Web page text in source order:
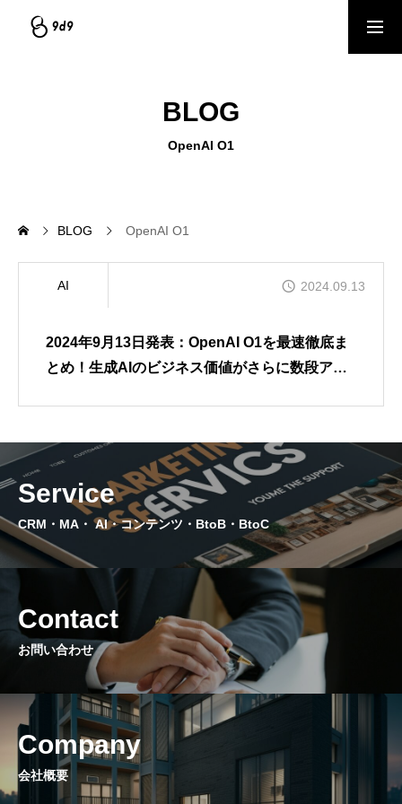
個別相談（1on1）予約
会社情報｜企業理念・事業内容
SERVICE
BLOG
ブログ記事｜マーケティング情報ナレッジベース
資料ダウンロード｜サービス資料提供
CONTACT
問い合わせ｜今だけ！3回の無料コンサル実施中
NEWS
ニュース｜国内外の最新マーケティング情報
PRIVACY POLICY
特定商取引法に基づく表記
BLOG
OpenAI O1
BLOG OpenAI O1
AI 2024.09.13
2024年9月13日発表：OpenAI O1を最速徹底ま
とめ！生成AIのビジネス価値がさらに数段アッ
Service
CRM・MA・ AI・コンテンツ・BtoB・BtoC
Contact
お問い合わせ
Company
会社概要